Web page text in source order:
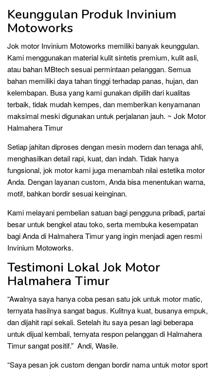
Keunggulan Produk Invinium
Motoworks
Jok motor Invinium Motoworks memiliki banyak keunggulan.
Kami menggunakan material kulit sintetis premium, kulit asli,
atau bahan MBtech sesuai permintaan pelanggan. Semua
bahan memiliki daya tahan tinggi terhadap panas, hujan, dan
kelembapan. Busa yang kami gunakan dipilih dari kualitas
terbaik, tidak mudah kempes, dan memberikan kenyamanan
maksimal meski digunakan untuk perjalanan jauh. ~ Jok Motor
Halmahera Timur
Setiap jahitan diproses dengan mesin modern dan tenaga ahli,
menghasilkan detail rapi, kuat, dan indah. Tidak hanya
fungsional, jok motor kami juga menambah nilai estetika motor
Anda. Dengan layanan custom, Anda bisa menentukan warna,
motif, bahkan bordir sesuai keinginan.
Kami melayani pembelian satuan bagi pengguna pribadi, partai
besar untuk bengkel atau toko, serta membuka kesempatan
bagi Anda di Halmahera Timur yang ingin menjadi agen resmi
Invinium Motoworks.
Testimoni Lokal Jok Motor
Halmahera Timur
“Awalnya saya hanya coba pesan satu jok untuk motor matic,
ternyata hasilnya sangat bagus. Kulitnya kuat, busanya empuk,
dan dijahit rapi sekali. Setelah itu saya pesan lagi beberapa
untuk dijual kembali, ternyata respon pelanggan di Halmahera
Timur sangat positif.” Andi, Wasile.
“Saya pesan jok custom dengan bordir nama untuk motor sport